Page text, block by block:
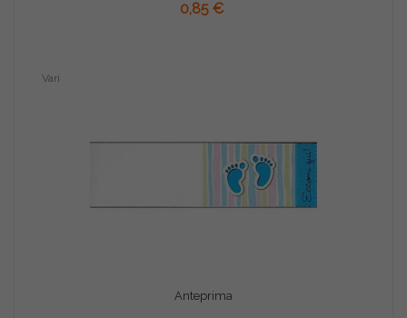
0,85 €
Anteprima
Vari